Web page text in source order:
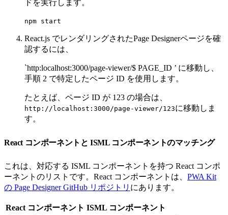
ドを実行します。
npm start
React.js でレンダリングされたPage Designerページを確
認するには、
`http:localhost:3000/page-viewer/$ PAGE_ID ’ に移動し、
手順 2 で特定したページ ID を使用します。
たとえば、ページ ID が 123 の場合は、
http://localhost:3000/page-viewer/123に移動しま
す。
React コンポーネントと ISML コンポーネントのマッチング
これは、対応する ISML コンポーネントを持つ React コンポ
ーネントのリストです。React コンポーネントは、 PWA Kit
の Page Designer GitHub リポジトリ にあります。
React コンポーネント ISML コンポーネント